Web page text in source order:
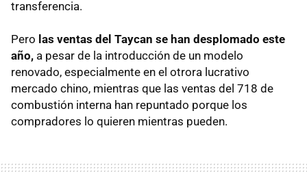
transferencia.
Pero las ventas del Taycan se han desplomado este
año, a pesar de la introducción de un modelo
renovado, especialmente en el otrora lucrativo
mercado chino, mientras que las ventas del 718 de
combustión interna han repuntado porque los
compradores lo quieren mientras pueden.